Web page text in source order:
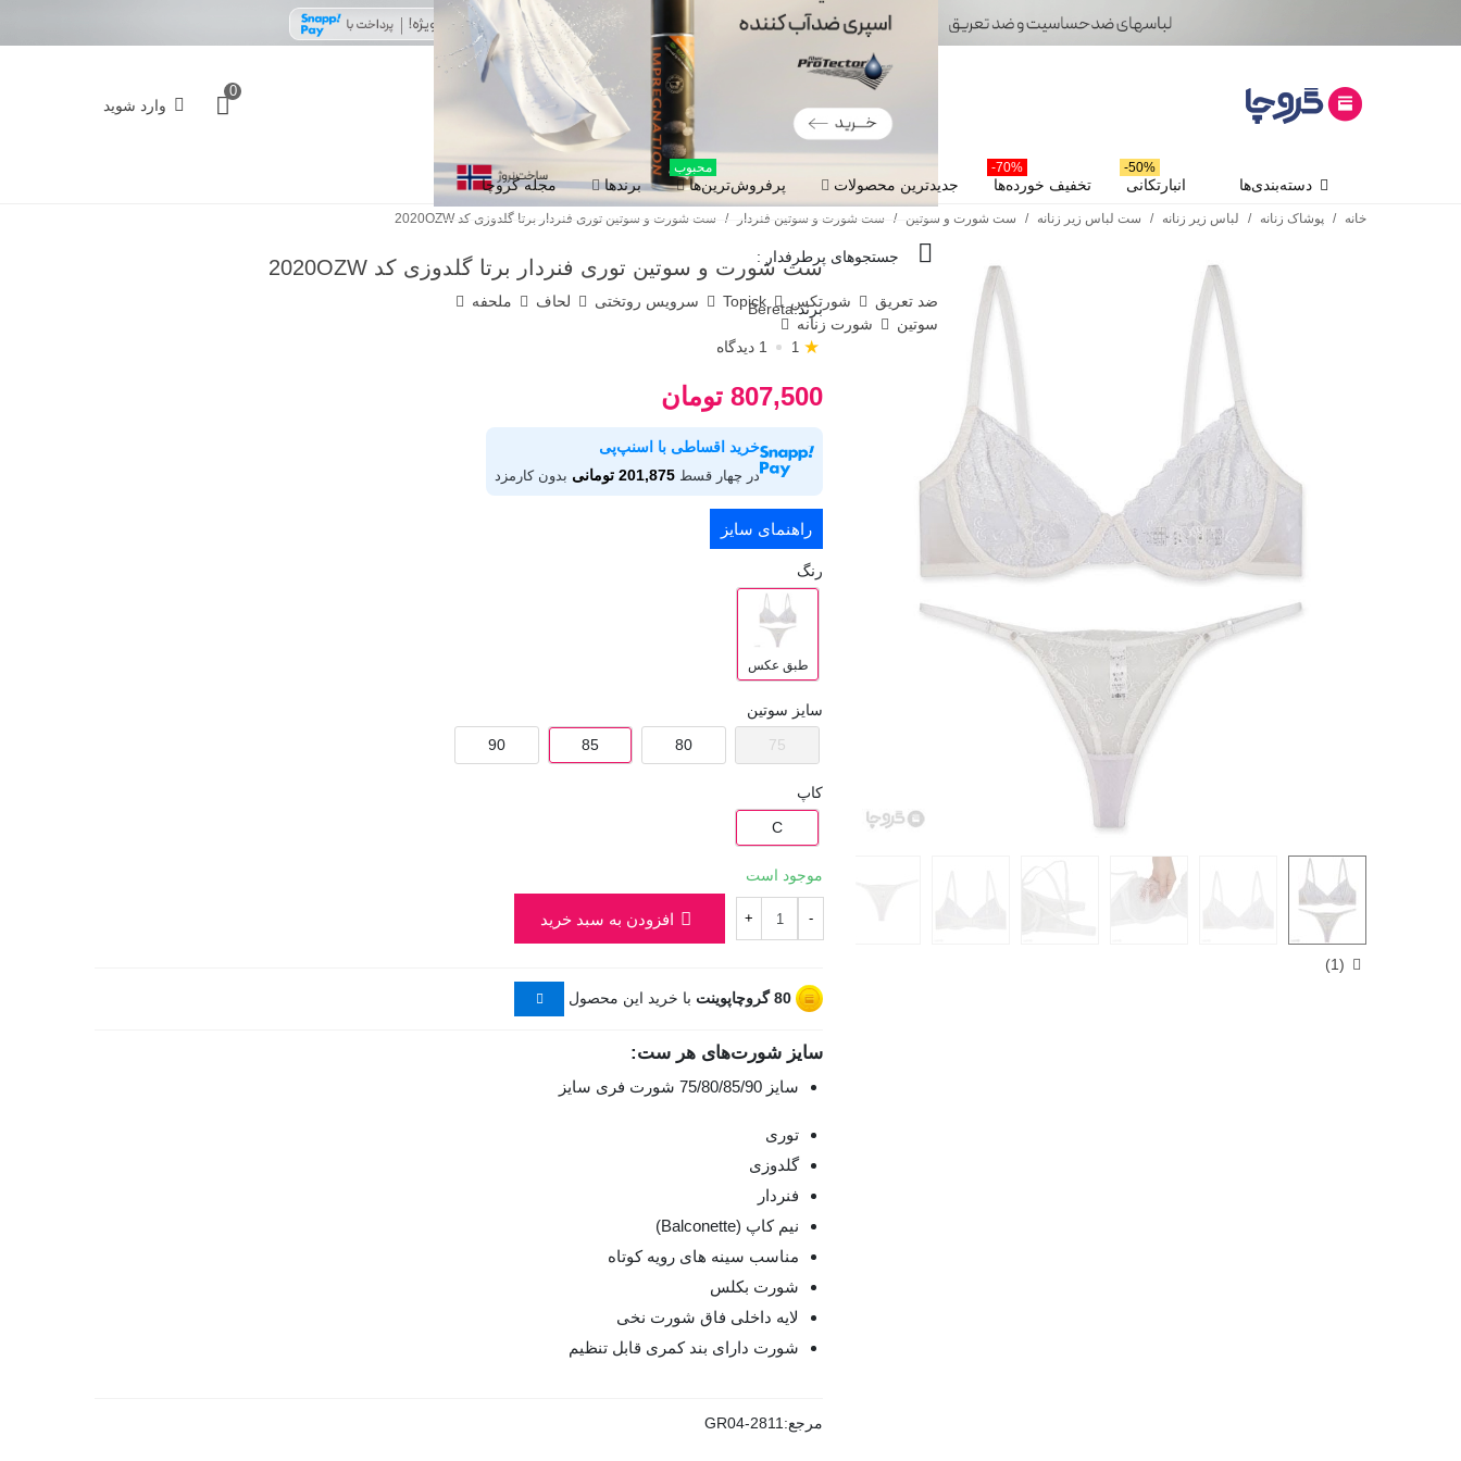
جستجوهای پرطرفدار :
ضد تعریق شورتکس Topick سرویس روتختی لحاف
ملحفه
سوتین
شورت زنانه
0
وارد شوید
دسته‌بندی‌ها انبارتکانی
50%-
تخفیف خورده‌ها
70%-
جدیدترین محصولات پرفروش‌ترین‌ها
محبوب
برندها مجله گروچا
خانه / پوشاک زنانه / لباس زیر زنانه / ست لباس زیر زنانه / ست شورت و سوتین / ست شورت و سوتین فنردار / ست شورت و سوتین توری فنردار برتا گلدوزی کد 2020OZW
(
1
)
ست شورت و سوتین توری فنردار برتا گلدوزی کد 2020OZW
برند:Bereta
1 ★ 1 دیدگاه
807,500 تومان
خرید اقساطی با اسنپ‌پی
در چهار قسط 201,875 تومانی بدون کارمزد
راهنمای سایز
رنگ
طبق عکس
سایز سوتین
75
80
85
90
کاپ
C
موجود است
-
+ افزودن به سبد خرید
80گروچاپوینت با خرید این محصول
سایز شورت‌های هر ست:
سایز 75/80/85/90 شورت فری سایز
توری
گلدوزی
فنردار
نیم کاپ (Balconette)
مناسب سینه های رویه کوتاه
شورت بکلس
لایه داخلی فاق شورت نخی
شورت دارای بند کمری قابل تنظیم
مرجع: GR04-2811